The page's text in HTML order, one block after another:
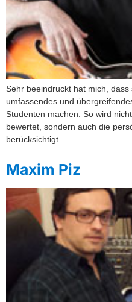
Sehr beeindruckt hat mich,
umfassendes und
Studenten machen. So wird
bewertet, sondern auch die
berücksichtigt
Maxim Piz